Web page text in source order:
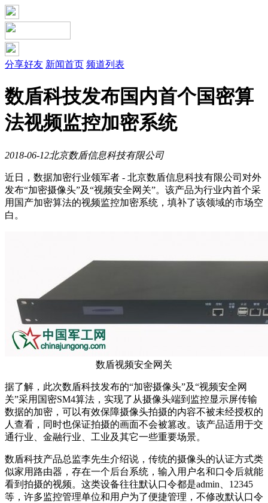
分享好友 新闻首页 频道列表
数盾科技发布国内首个国密算
法视频监控加密系统
2018-06-12北京数盾信息科技有限公司
近日，数据加密行业领军者 - 北京数盾信息科技有限公司对外
发布“加密摄像头”及“视频安全网关”。该产品为行业内首个采
用国产加密算法的视频监控加密系统，填补了该领域的市场空
白。
数盾视频安全网关
据了解，此次数盾科技发布的“加密摄像头”及“视频安全网
关”采用国密SM4算法，实现了从摄像头端到监控显示屏传输
数据的加密，可以有效保障摄像头拍摄的内容不被未经授权的
人查看，同时也保证拍摄的画面不会被篡改。该产品适用于交
通行业、金融行业、工业及其它一些重要场景。
数盾科技产品总监李先生介绍说，传统的摄像头的认证方式类
似家用路由器，存在一个后台系统，输入用户名和口令后就能
看到拍摄的视频。这类设备往往默认口令都是admin、12345
等，许多监控管理单位和用户为了便捷管理，不修改默认口令